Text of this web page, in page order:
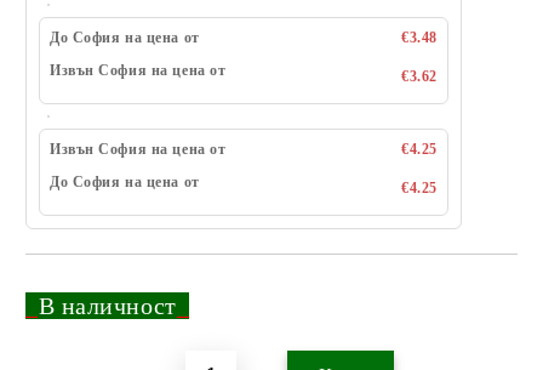
До София на цена от
€3.48
Извън София на цена от
€3.62
Извън София на цена от
€4.25
До София на цена от
€4.25
В наличност